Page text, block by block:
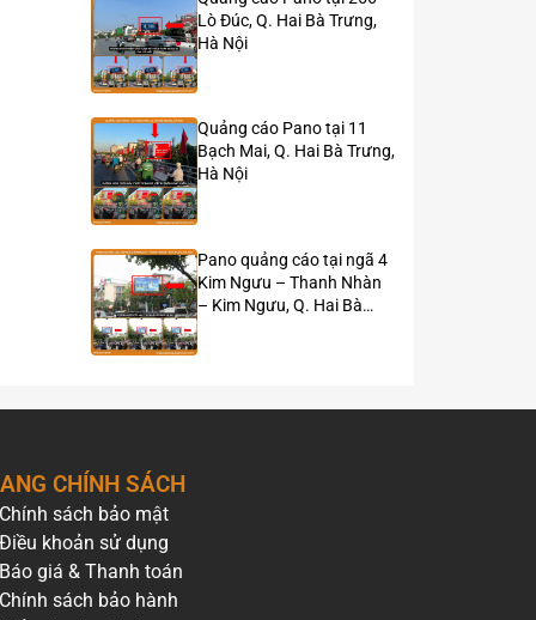
Khu
lượng
Lò Đúc, Q. Hai Bà Trưng,
Hà Nội
Quảng cáo Pano tại 11
Bạch Mai, Q. Hai Bà Trưng,
Hà Nội
Pano quảng cáo tại ngã 4
Kim Ngưu – Thanh Nhàn
– Kim Ngưu, Q. Hai Bà
CHÍNH SÁCH
Chính sách bảo mật
Điều khoản sử dụng
Báo giá & Thanh toán
Chính sách bảo hành